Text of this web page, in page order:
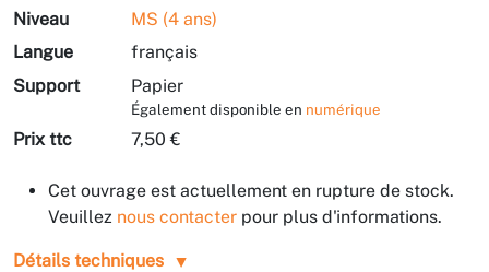
Niveau
MS (4 ans)
Langue
français
Support
Papier
Également disponible en numérique
Prix ttc 7,50 €
Cet ouvrage est actuellement en rupture de stock.
Veuillez nous contacter pour plus d'informations.
Détails techniques